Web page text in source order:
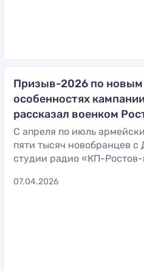
Призыв-2026 по новым
особенностях
рассказал военком
С апреля по июль
пяти тысяч новобранцев с
студии радио «КП-
07.04.2026